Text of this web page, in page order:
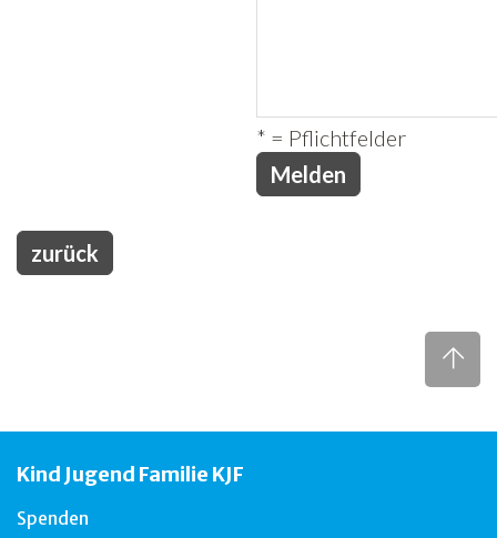
* = Pflichtfelder
zurück
Kind Jugend Familie KJF
Spenden